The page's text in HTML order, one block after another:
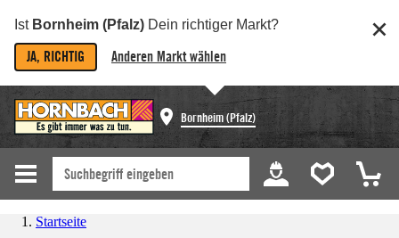
Ist Bornheim (Pfalz) Dein richtiger Markt?
JA, RICHTIG Anderen Markt wählen
Bornheim (Pfalz)
Startseite